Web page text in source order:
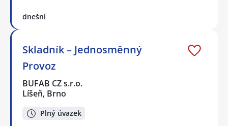
dnešní
Skladník – Jednosměnný
Provoz
BUFAB CZ s.r.o.
Líšeň, Brno
Plný úvazek